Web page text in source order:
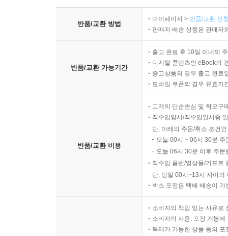
반품/교환 방법
마이페이지 > 반품/교환 신
판매자 배송 상품은 판매자
반품/교환 가능기간
출고 완료 후 10일 이내의
디지털 콘텐츠인 eBook의
중고상품의 경우 출고 완료
모바일 쿠폰의 경우 유효기
반품/교환 비용
고객의 단순변심 및 착오구
직수입양서/직수입일서중
단, 아래의 주문/취소 조건
오늘 00시 ~ 06시 30분
오늘 06시 30분 이후 주
직수입 음반/영상물/기프트
단, 당일 00시~13시 사이의
박스 포장은 택배 배송이
소비자의 책임 있는 사유로
소비자의 사용, 포장 개봉
복제가 가능한 상품 등의